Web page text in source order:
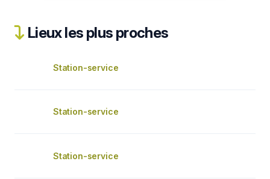
Lieux les plus proches
Station-service
Station-service
Station-service